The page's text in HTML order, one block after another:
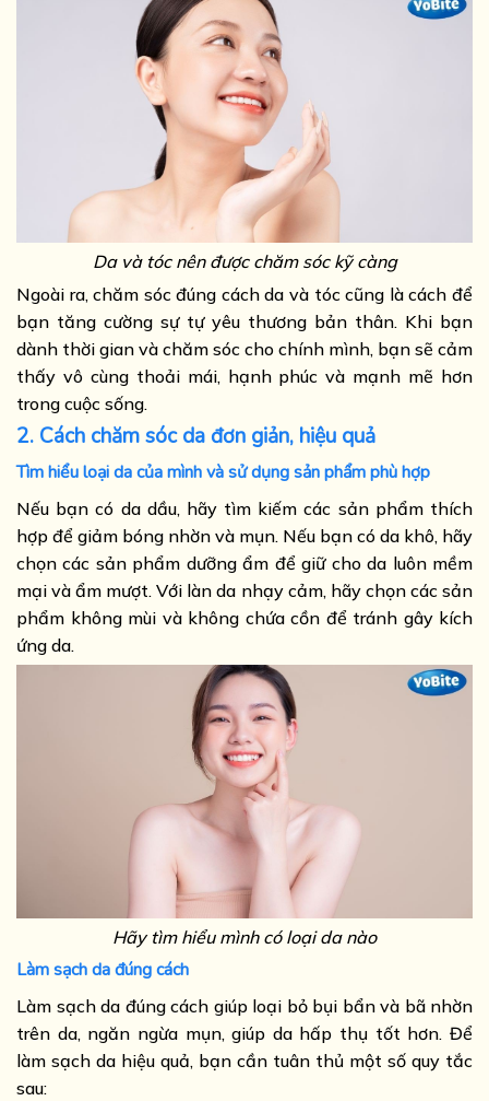
Da và tóc nên được chăm sóc kỹ càng
Ngoài ra, chăm sóc đúng cách da và tóc cũng là cách để
bạn tăng cường sự tự yêu thương bản thân. Khi bạn
dành thời gian và chăm sóc cho chính mình, bạn sẽ cảm
thấy vô cùng thoải mái, hạnh phúc và mạnh mẽ hơn
trong cuộc sống.
2. Cách chăm sóc da đơn giản, hiệu quả
Tìm hiểu loại da của mình và sử dụng sản phẩm phù hợp
Nếu bạn có da dầu, hãy tìm kiếm các sản phẩm thích
hợp để giảm bóng nhờn và mụn. Nếu bạn có da khô, hãy
chọn các sản phẩm dưỡng ẩm để giữ cho da luôn mềm
mại và ẩm mượt. Với làn da nhạy cảm, hãy chọn các sản
phẩm không mùi và không chứa cồn để tránh gây kích
ứng da.
Hãy tìm hiểu mình có loại da nào
Làm sạch da đúng cách
Làm sạch da đúng cách giúp loại bỏ bụi bẩn và bã nhờn
trên da, ngăn ngừa mụn, giúp da hấp thụ tốt hơn. Để
làm sạch da hiệu quả, bạn cần tuân thủ một số quy tắc
sau: